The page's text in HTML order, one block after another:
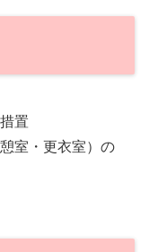
置
室・更衣室）の